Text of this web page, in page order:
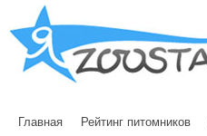
Главная Рейтинг питомников